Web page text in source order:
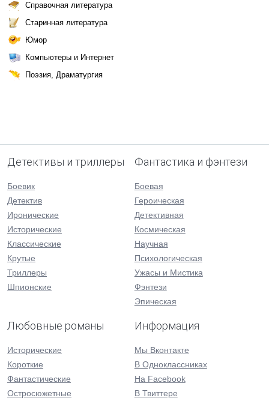
Справочная литература
Старинная литература
Юмор
Компьютеры и Интернет
Поэзия, Драматургия
Детективы и триллеры
Боевик
Детектив
Иронические
Исторические
Классические
Крутые
Триллеры
Шпионские
Фантастика и фэнтези
Боевая
Героическая
Детективная
Космическая
Научная
Психологическая
Ужасы и Мистика
Фэнтези
Эпическая
Любовные романы
Исторические
Короткие
Фантастические
Остросюжетные
Информация
Мы Вконтакте
В Одноклассниках
На Facebook
В Твиттере